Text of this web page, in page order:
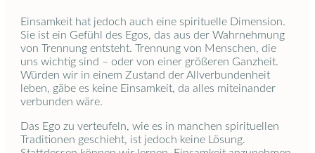
Einsamkeit hat jedoch auch eine spirituelle Dimension.
Sie ist ein Gefühl des Egos, das aus der Wahrnehmung
von Trennung entsteht. Trennung von Menschen, die
uns wichtig sind – oder von einer größeren Ganzheit.
Würden wir in einem Zustand der Allverbundenheit
leben, gäbe es keine Einsamkeit, da alles miteinander
verbunden wäre.
Das Ego zu verteufeln, wie es in manchen spirituellen
Traditionen geschieht, ist jedoch keine Lösung.